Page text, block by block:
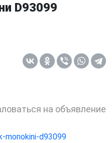
D93099
на объявление
monokini-d93099